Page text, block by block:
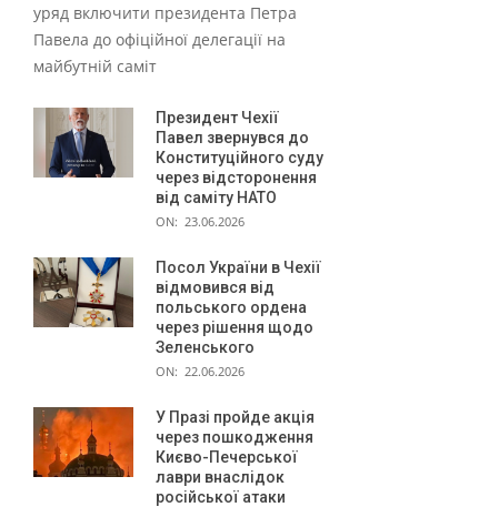
уряд включити президента Петра
Павела до офіційної делегації на
майбутній саміт
Президент Чехії
Павел звернувся до
Конституційного суду
через відсторонення
від саміту НАТО
ON: 23.06.2026
Посол України в Чехії
відмовився від
польського ордена
через рішення щодо
Зеленського
ON: 22.06.2026
У Празі пройде акція
через пошкодження
Києво-Печерської
лаври внаслідок
російської атаки